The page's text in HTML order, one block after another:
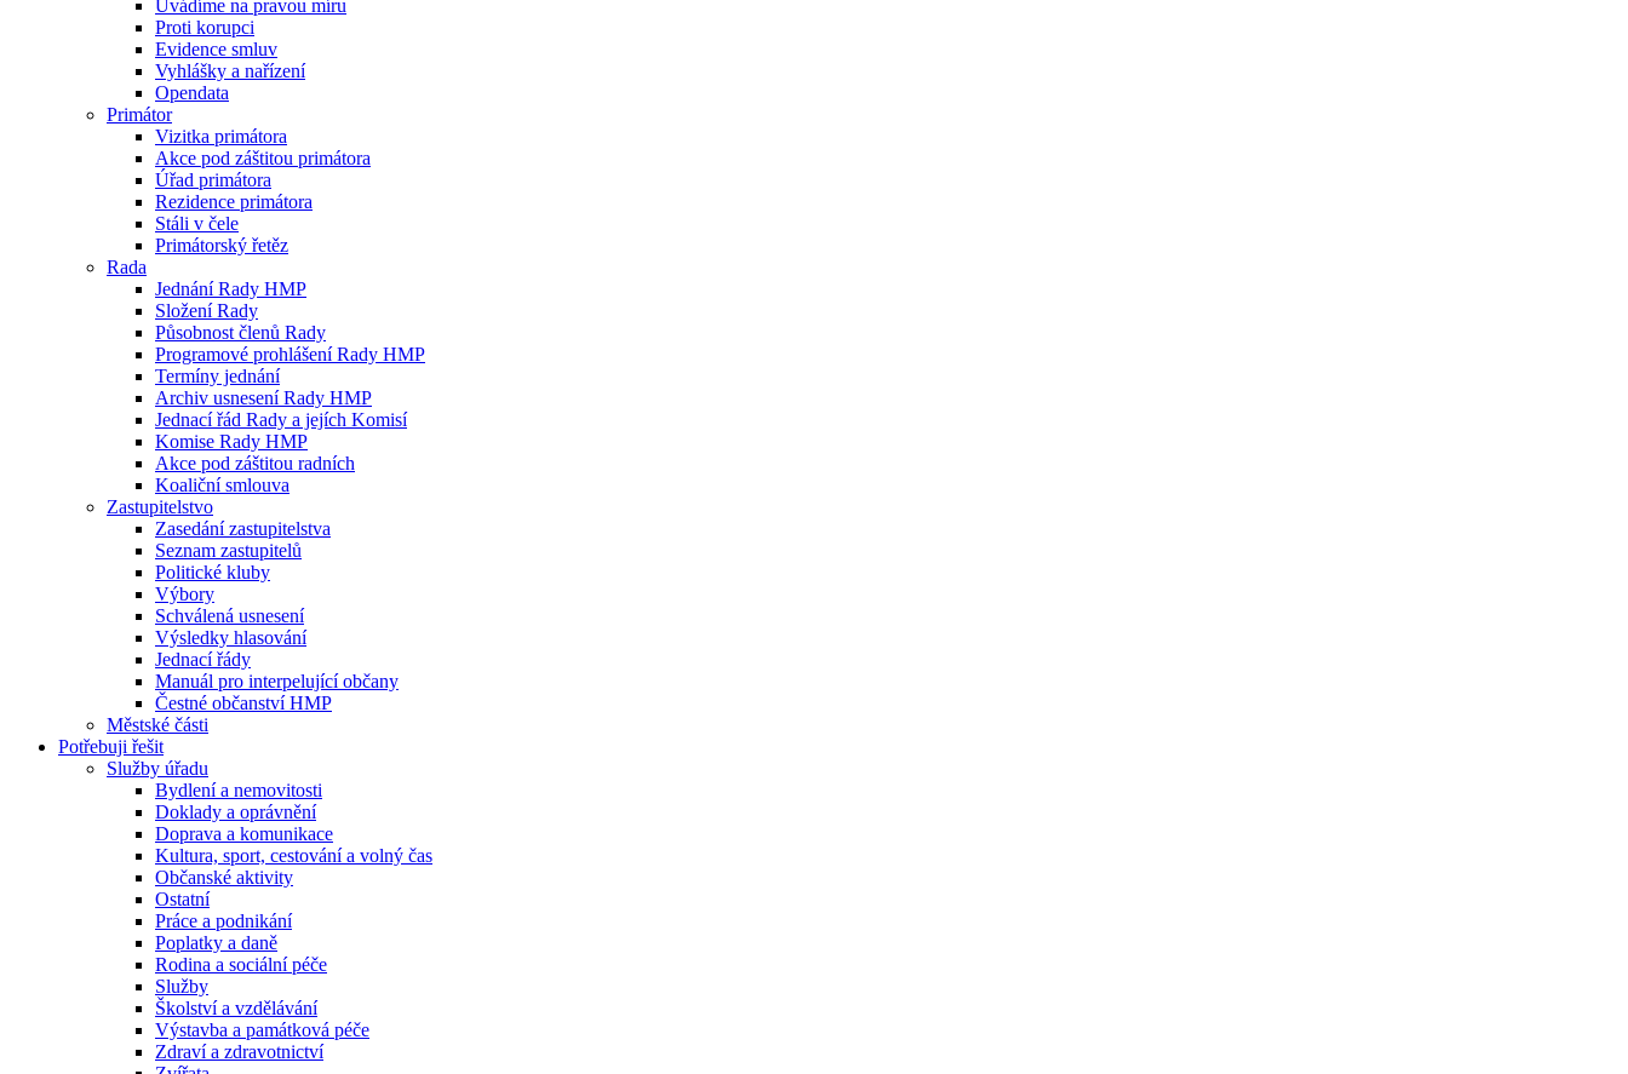
Uvádíme na pravou míru
Proti korupci
Evidence smluv
Vyhlášky a nařízení
Opendata
Primátor
Vizitka primátora
Akce pod záštitou primátora
Úřad primátora
Rezidence primátora
Stáli v čele
Primátorský řetěz
Rada
Jednání Rady HMP
Složení Rady
Působnost členů Rady
Programové prohlášení Rady HMP
Termíny jednání
Archiv usnesení Rady HMP
Jednací řád Rady a jejích Komisí
Komise Rady HMP
Akce pod záštitou radních
Koaliční smlouva
Zastupitelstvo
Zasedání zastupitelstva
Seznam zastupitelů
Politické kluby
Výbory
Schválená usnesení
Výsledky hlasování
Jednací řády
Manuál pro interpelující občany
Čestné občanství HMP
Městské části
Potřebuji řešit
Služby úřadu
Bydlení a nemovitosti
Doklady a oprávnění
Doprava a komunikace
Kultura, sport, cestování a volný čas
Občanské aktivity
Ostatní
Práce a podnikání
Poplatky a daně
Rodina a sociální péče
Služby
Školství a vzdělávání
Výstavba a památková péče
Zdraví a zdravotnictví